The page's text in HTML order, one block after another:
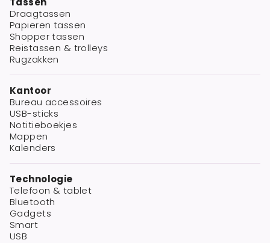
Draagtassen
Papieren tassen
Shopper tassen
Reistassen & trolleys
Rugzakken
Kantoor
Bureau accessoires
USB-sticks
Notitieboekjes
Mappen
Kalenders
Technologie
Telefoon & tablet
Bluetooth
Gadgets
Smart
USB